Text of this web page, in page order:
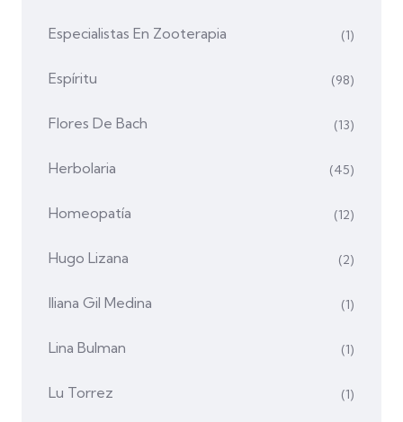
Especialistas En Zooterapia (1)
Espíritu (98)
Flores De Bach (13)
Herbolaria (45)
Homeopatía (12)
Hugo Lizana (2)
Iliana Gil Medina (1)
Lina Bulman (1)
Lu Torrez (1)